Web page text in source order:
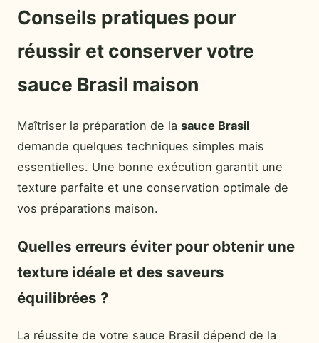
Conseils pratiques pour
réussir et conserver votre
sauce Brasil maison
Maîtriser la préparation de la sauce Brasil
demande quelques techniques simples mais
essentielles. Une bonne exécution garantit une
texture parfaite et une conservation optimale de
vos préparations maison.
Quelles erreurs éviter pour obtenir une
texture idéale et des saveurs
équilibrées ?
La réussite de votre sauce Brasil dépend de la